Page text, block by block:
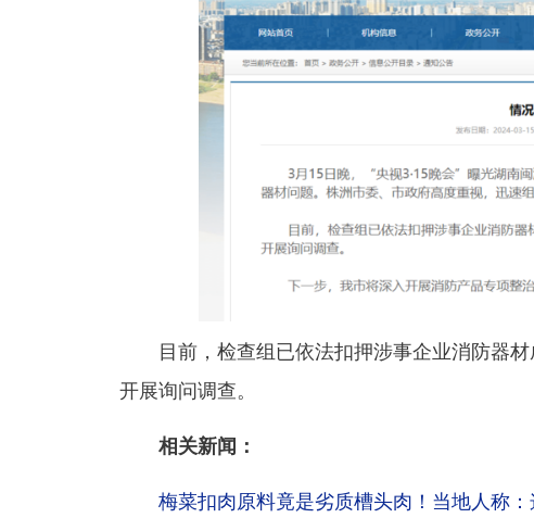
目前，检查组已依法扣押涉事企业消防器材
开展询问调查。
相关新闻：
梅菜扣肉原料竟是劣质槽头肉！当地人称